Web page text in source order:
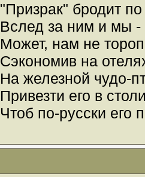
"Призрак" бродит
Вслед за ним и мы -
Может, нам не
Сэкономив на
На железной чудо-
Привезти его в
Чтоб по-русски его